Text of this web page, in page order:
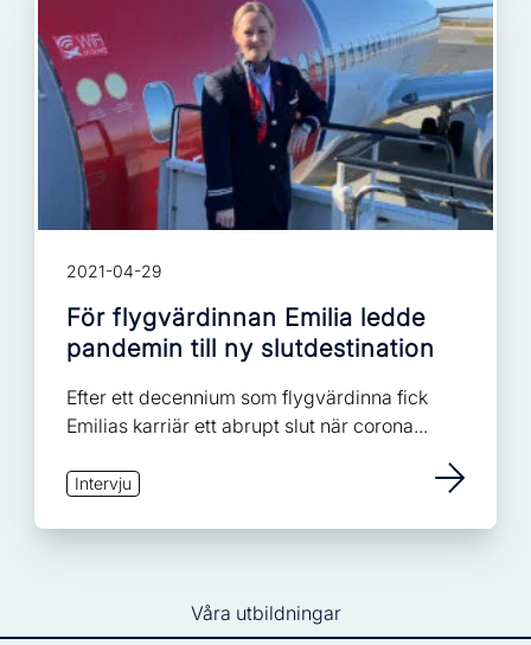
2021-04-29
För flygvärdinnan Emilia ledde
pandemin till ny slutdestination
Efter ett decennium som flygvärdinna fick
Emilias karriär ett abrupt slut när corona...
Intervju
Våra utbildningar